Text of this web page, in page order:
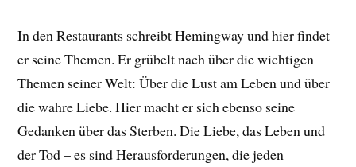
In den Restaurants schreibt Hemingway und hier findet
er seine Themen. Er grübelt nach über die wichtigen
Themen seiner Welt: Über die Lust am Leben und über
die wahre Liebe. Hier macht er sich ebenso seine
Gedanken über das Sterben. Die Liebe, das Leben und
der Tod – es sind Herausforderungen, die jeden